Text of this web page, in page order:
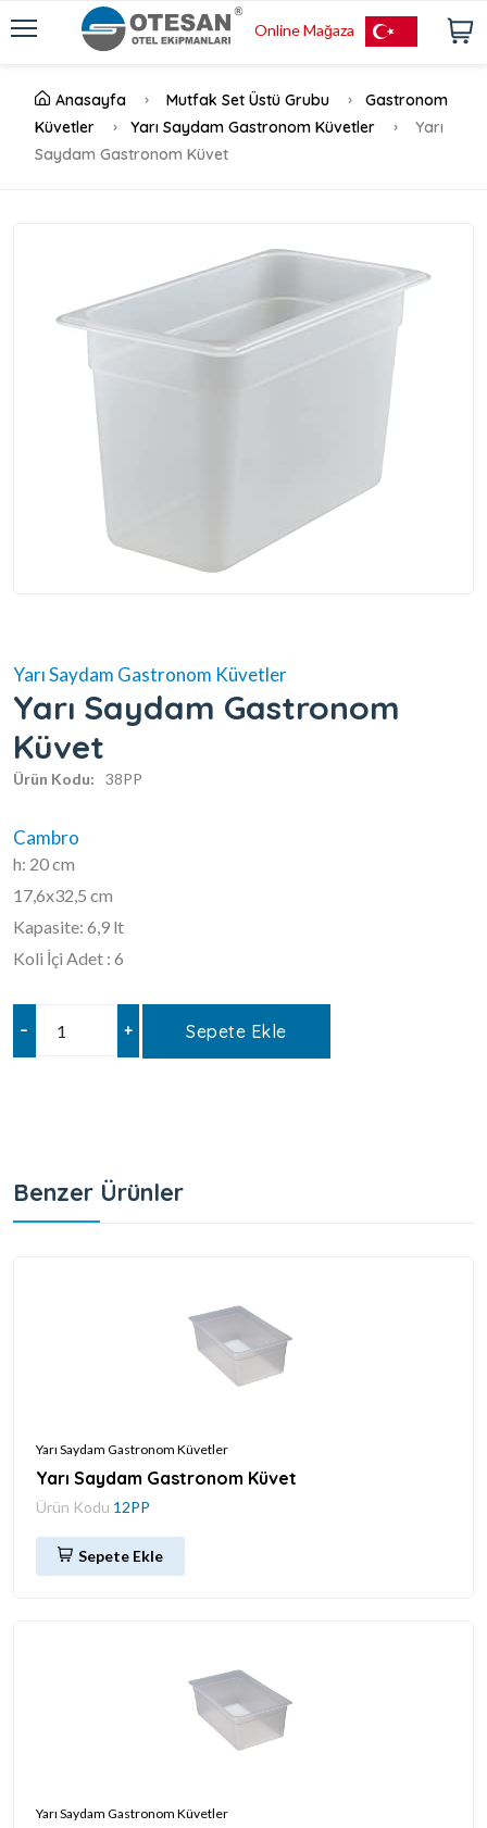
Online Mağaza
Anasayfa Mutfak Set Üstü Grubu
Gastronom
Küvetler
Yarı Saydam Gastronom Küvetler
Yarı
Saydam Gastronom Küvet
Yarı Saydam Gastronom Küvetler
Yarı Saydam Gastronom
Küvet
Ürün Kodu: 38PP
Cambro
h: 20 cm
17,6x32,5 cm
Kapasite: 6,9 lt
Koli İçi Adet : 6
– + Sepete Ekle
Benzer Ürünler
Yarı Saydam Gastronom Küvetler
Yarı Saydam Gastronom Küvet
Ürün Kodu 12PP
Sepete Ekle
Yarı Saydam Gastronom Küvetler